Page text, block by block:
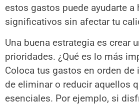
estos gastos puede ayudarte a
significativos sin afectar tu
Una buena estrategia es crear
prioridades. ¿Qué es lo más
Coloca tus gastos en orden
de eliminar o reducir aquellos
esenciales. Por ejemplo, si